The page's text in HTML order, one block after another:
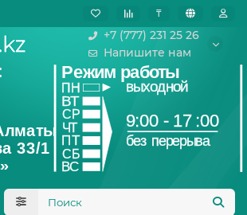
₸
+7 (777) 231 25 26
Напишите нам